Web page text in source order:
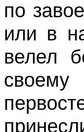
по
или в
велел